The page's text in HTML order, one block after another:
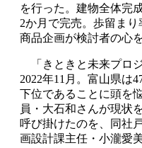
を行った。建物全体完
2か月で完売。歩留まり
商品企画が検討者の心
「きときと未来プロ
2022年11 月。富山県は
下位であることに頭を
員・大石和さんが現状
呼び掛けたのを、同社
画設計課主任・小瀧愛